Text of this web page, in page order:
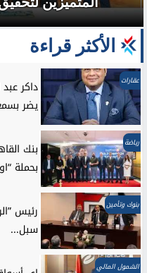
الأكثر قراءة
عقارات
داكر
يضر
رياضة
بنك
بحملة
بنوك وتأمين
رئيس
سبل...
الشمول المالي